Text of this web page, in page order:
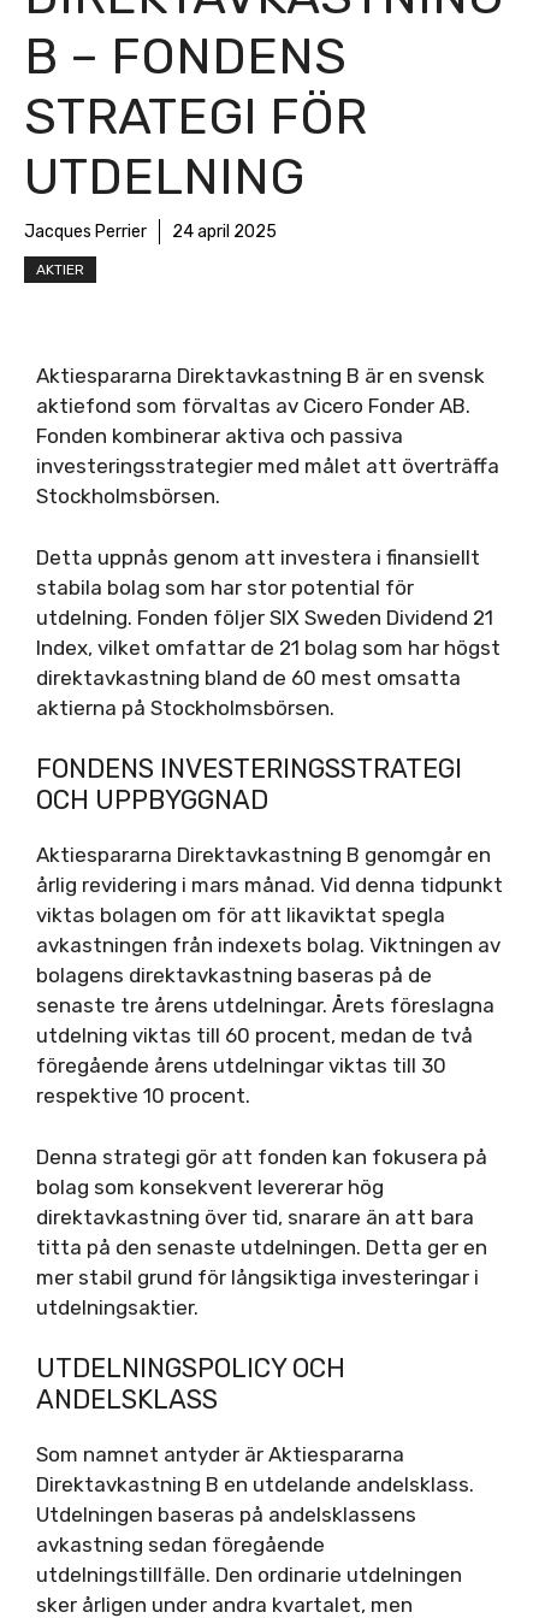
B – FONDENS
STRATEGI FÖR
UTDELNING
Jacques Perrier 24 april 2025
AKTIER
Aktiespararna Direktavkastning B är en svensk
aktiefond som förvaltas av Cicero Fonder AB.
Fonden kombinerar aktiva och passiva
investeringsstrategier med målet att överträffa
Stockholmsbörsen.
Detta uppnås genom att investera i finansiellt
stabila bolag som har stor potential för
utdelning. Fonden följer SIX Sweden Dividend 21
Index, vilket omfattar de 21 bolag som har högst
direktavkastning bland de 60 mest omsatta
aktierna på Stockholmsbörsen.
FONDENS INVESTERINGSSTRATEGI
OCH UPPBYGGNAD
Aktiespararna Direktavkastning B genomgår en
årlig revidering i mars månad. Vid denna tidpunkt
viktas bolagen om för att likaviktat spegla
avkastningen från indexets bolag. Viktningen av
bolagens direktavkastning baseras på de
senaste tre årens utdelningar. Årets föreslagna
utdelning viktas till 60 procent, medan de två
föregående årens utdelningar viktas till 30
respektive 10 procent.
Denna strategi gör att fonden kan fokusera på
bolag som konsekvent levererar hög
direktavkastning över tid, snarare än att bara
titta på den senaste utdelningen. Detta ger en
mer stabil grund för långsiktiga investeringar i
utdelningsaktier.
UTDELNINGSPOLICY OCH
ANDELSKLASS
Som namnet antyder är Aktiespararna
Direktavkastning B en utdelande andelsklass.
Utdelningen baseras på andelsklassens
avkastning sedan föregående
utdelningstillfälle. Den ordinarie utdelningen
sker årligen under andra kvartalet, men